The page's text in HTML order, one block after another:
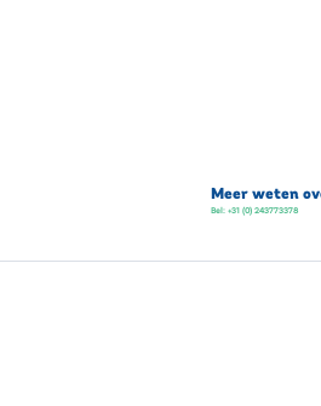
Meer weten
Bel: +31 (0) 243773378